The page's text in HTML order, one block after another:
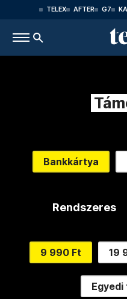
TELEX AFTER G7
Bankkártya
Rendszeres
9 990 Ft 19